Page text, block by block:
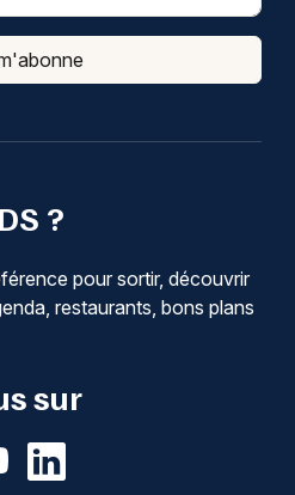
?
pour sortir, découvrir
restaurants, bons plans
sur